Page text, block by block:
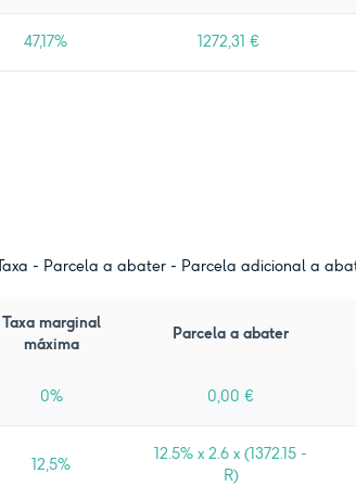
47,17% 1272,31 €
- Parcela a abater - Parcela adicional a
Taxa marginal
máxima
Parcela a abater
0% 0,00 €
12,5%
12.5% x 2.6 x (1372.15 -
R)